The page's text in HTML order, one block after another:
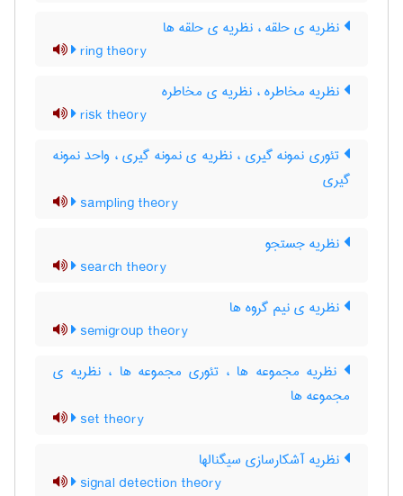
نظریه ی حلقه ، نظریه ی حلقه ها
ring theory
نظریه مخاطره ، نظریه ی مخاطره
risk theory
تئوری نمونه گیری ، نظریه ی نمونه گیری ، واحد نمونه
گیری
sampling theory
نظریه جستجو
search theory
نظریه ی نیم گروه ها
semigroup theory
نظریه مجموعه ها ، تئوری مجموعه ها ، نظریه ی
مجموعه ها
set theory
نظریه آشکارسازی سیگنالها
signal detection theory